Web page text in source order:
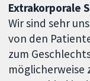
Extrakorporale
Wir sind sehr
von den
zum
möglicherweise